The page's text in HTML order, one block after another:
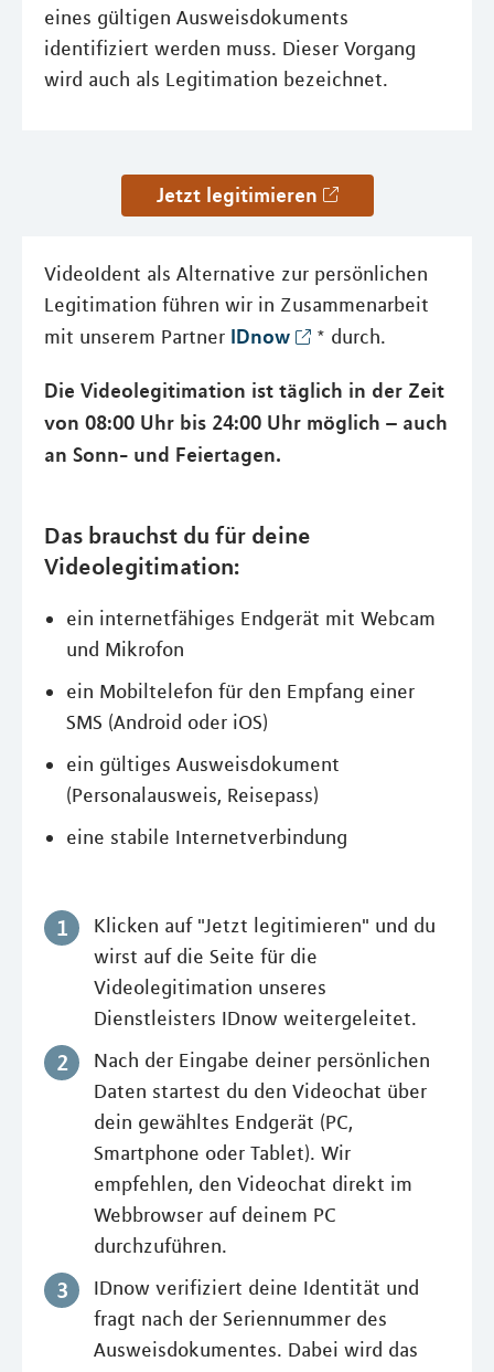
eines gültigen Ausweisdokuments
identifiziert werden muss. Dieser Vorgang
wird auch als Legitimation bezeichnet.
Jetzt legitimieren
VideoIdent als Alternative zur persönlichen
Legitimation führen wir in Zusammenarbeit
mit unserem Partner IDnow * durch.
Die Videolegitimation ist täglich in der Zeit
von 08:00 Uhr bis 24:00 Uhr möglich – auch
an Sonn- und Feiertagen.
Das brauchst du für deine
Videolegitimation:
ein internetfähiges Endgerät mit Webcam
und Mikrofon
ein Mobiltelefon für den Empfang einer
SMS (Android oder iOS)
ein gültiges Ausweisdokument
(Personalausweis, Reisepass)
eine stabile Internetverbindung
Klicken auf "Jetzt legitimieren" und du
wirst auf die Seite für die
Videolegitimation unseres
Dienstleisters IDnow weitergeleitet.
Nach der Eingabe deiner persönlichen
Daten startest du den Videochat über
dein gewähltes Endgerät (PC,
Smartphone oder Tablet). Wir
empfehlen, den Videochat direkt im
Webbrowser auf deinem PC
durchzuführen.
IDnow verifiziert deine Identität und
fragt nach der Seriennummer des
Ausweisdokumentes. Dabei wird das